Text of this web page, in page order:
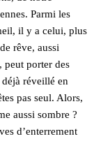
Parmi les
il y a celui, plus
rêve, aussi
peut porter des
réveillé en
pas seul. Alors,
aussi sombre ?
d’enterrement